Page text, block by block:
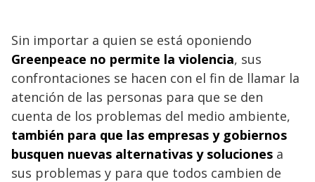
Sin importar a quien se está oponiendo
Greenpeace no permite la violencia, sus
confrontaciones se hacen con el fin de llamar la
atención de las personas para que se den
cuenta de los problemas del medio ambiente,
también para que las empresas y gobiernos
busquen nuevas alternativas y soluciones a
sus problemas y para que todos cambien de